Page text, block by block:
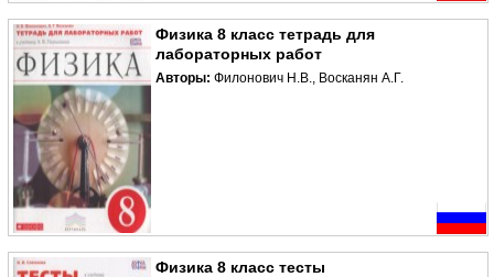
Физика 8 класс тетрадь для
лабораторных работ
Авторы: Филонович Н.В., Восканян А.Г.
Физика 8 класс тесты